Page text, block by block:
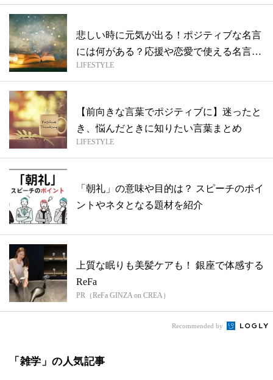
悲しい時に元気が出る！ポジティブな名言
には何がある？応援や恋愛で使える名言、
英語...
LIFESTYLE
【前向きな言葉でポジティブに】迷ったと
き、悩んだときに知りたい言葉まとめ
LIFESTYLE
「朝礼」の意味や目的は？ スピーチのポイ
ントやネタとなる題材を紹介
上質な眠りも美髪ケアも！ 銀座で体感する
ReFa
PR（ReFa GINZA on CREA）
Recommended by
「雑学」の人気記事